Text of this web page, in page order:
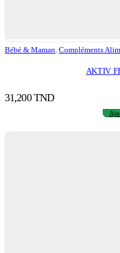
Bébé & Maman Compléments
AKTIV
31,200TND